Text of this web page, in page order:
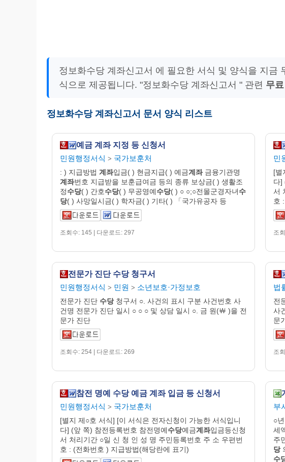
정보화수당 계좌신고서 에 필요한 서식 및 양식을 지금
식으로 제공됩니다. "정보화수당 계좌신고서 " 관련 무
정보화수당 계좌신고서 문서 양식 리스트
예금 계좌 지정 등 신청서
민원행정서식 > 국가보훈처
: ) 지급방법 계좌입금( ) 현금지급( ) 예금계좌금융기관명
계좌번호 지급받을 보훈급여금 등의 종류 보상금( ) 생활조
정수당( ) 간호수당( ) 무공영예수당( ) ○ ○;○전몰군경자녀수
당( ) 사망일시금( ) 학자금( ) 기타( ) 「국가유공자 등
조회수: 145 | 다운로드: 297
민
[별
다]
서
호
조
전문가 진단 수당 청구서
민원행정서식 > 민원 > 소년보호·가정보호
전문가 진단 수당청구서 ○. 사건의 표시 구분 사건번호 사
건명 전문가 진단 일시 ○ ○ ○ 및 상담 일시 ○. 금 원(￦ )을 전
문가 진단
조회수: 254 | 다운로드: 269
법
전
사
문
조
참전 명예 수당 예금 계좌 입금 등 신청서
민원행정서식 > 국가보훈처
[별지 제○호 서식] [이 서식은 전자신청이 가능한 서식입니
다] (앞 쪽) 참전등록번호 참전명예수당예금계좌입금등신청
서 처리기간 ○일 신 청 인 성 명 주민등록번호 주 소 우편번
호 : (전화번호 ) 지급방법(해당란에 표기)
부
○
세
주
당
수